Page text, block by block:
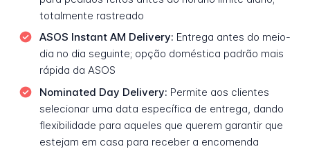
totalmente rastreado
ASOS Instant AM Delivery: Entrega antes do meio-
dia no dia seguinte; opção doméstica padrão mais
rápida da ASOS
Nominated Day Delivery: Permite aos clientes
selecionar uma data específica de entrega, dando
flexibilidade para aqueles que querem garantir que
estejam em casa para receber a encomenda